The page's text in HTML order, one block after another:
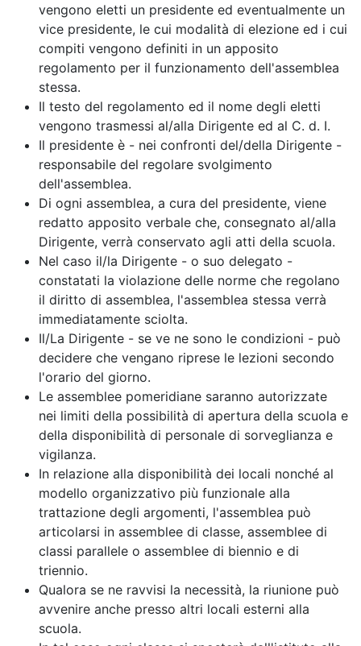
vengono eletti un presidente ed eventualmente un
vice presidente, le cui modalità di elezione ed i cui
compiti vengono definiti in un apposito
regolamento per il funzionamento dell'assemblea
stessa.
Il testo del regolamento ed il nome degli eletti
vengono trasmessi al/alla Dirigente ed al C. d. I.
Il presidente è - nei confronti del/della Dirigente -
responsabile del regolare svolgimento
dell'assemblea.
Di ogni assemblea, a cura del presidente, viene
redatto apposito verbale che, consegnato al/alla
Dirigente, verrà conservato agli atti della scuola.
Nel caso il/la Dirigente - o suo delegato -
constatati la violazione delle norme che regolano
il diritto di assemblea, l'assemblea stessa verrà
immediatamente sciolta.
Il/La Dirigente - se ve ne sono le condizioni - può
decidere che vengano riprese le lezioni secondo
l'orario del giorno.
Le assemblee pomeridiane saranno autorizzate
nei limiti della possibilità di apertura della scuola e
della disponibilità di personale di sorveglianza e
vigilanza.
In relazione alla disponibilità dei locali nonché al
modello organizzativo più funzionale alla
trattazione degli argomenti, l'assemblea può
articolarsi in assemblee di classe, assemblee di
classi parallele o assemblee di biennio e di
triennio.
Qualora se ne ravvisi la necessità, la riunione può
avvenire anche presso altri locali esterni alla
scuola.